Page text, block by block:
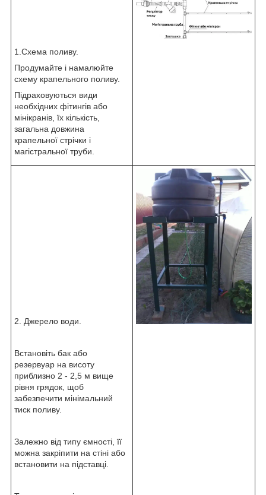
1.Схема поливу.
Продумайте і намалюйте
схему крапельного поливу.
Підраховуються види
необхідних фітингів або
мінікранів, їх кількість,
загальна довжина
крапельної стрічки і
магістральної труби.
2. Джерело води.
Встановіть бак або
резервуар на висоту
приблизно 2 - 2,5 м вище
рівня грядок, щоб
забезпечити мінімальний
тиск поливу.
Залежно від типу ємності, її
можна закріпити на стіні або
встановити на підставці.